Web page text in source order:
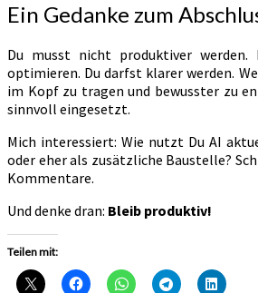
Ein Gedanke zum
Du musst nicht produktiver
optimieren. Du darfst klarer werden.
im Kopf zu tragen und bewusster zu
sinnvoll eingesetzt.
Mich interessiert: Wie nutzt Du AI
oder eher als zusätzliche Baustelle?
Kommentare.
Und denke dran: Bleib produktiv!
Teilen mit: